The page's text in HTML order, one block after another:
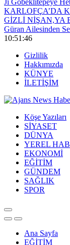
Ji Gobeklîtepeyê
KARLOFÇA’DA
GİZLİ NİŞAN,YA
Güran Ailesinden
10:51:47
Gizlilik
Hakkımızda
KÜNYE
İLETİŞİM
Köşe Yazıları
SİYASET
DÜNYA
YEREL
EKONOMİ
EĞİTİM
GÜNDEM
SAĞLIK
SPOR
Ana Sayfa
EĞİTİM